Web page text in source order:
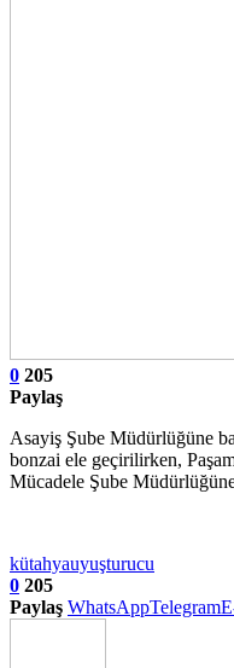
0 205
Paylaş
Asayiş Şube Müdürlüğüne
bonzai ele geçirilirken,
Mücadele Şube
kütahyauyuşturucu
0 205
Paylaş WhatsAppTelegram